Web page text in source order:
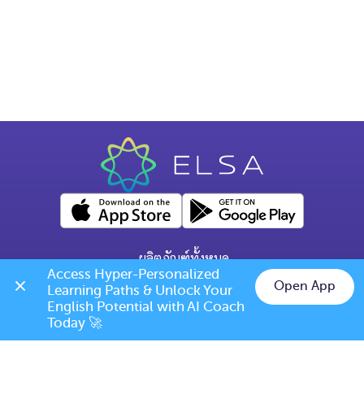
ผลิตภัณฑ์ทั้งหมด
คำถามทั่วไป
ข้อกำหนดการเปลี่ยนแปลง/ยกเลิก
เบอร์โทร: (+66) 020385810
Chat on LINE
Access Hyper-Personalized
Learning Paths & Unlock Your
English Potential with AI Coach
Today 🚀
Open App